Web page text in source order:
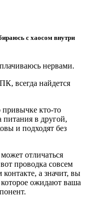
с хаосом внутри
нервами.
всегда найдется
привычке кто-то
питания в другой,
и подходят без
отличаться
проводка совсем
а значит, вы
которое ожидают ваша